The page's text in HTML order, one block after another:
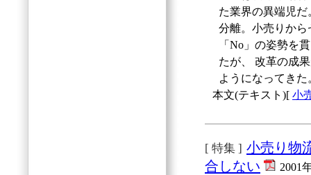
た業界の異端児
分離。小売りか
「No」の姿勢を
たが、 改革の成
ようになってきた
本文(テキスト)[ 小
[ 特集 ] 小売り物
合しない
2001